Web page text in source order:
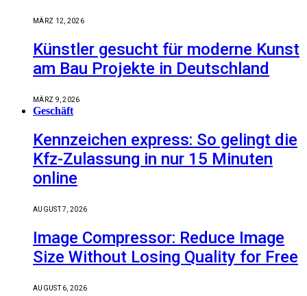
MÄRZ 12, 2026
Künstler gesucht für moderne Kunst
am Bau Projekte in Deutschland
MÄRZ 9, 2026
Geschäft
Kennzeichen express: So gelingt die
Kfz-Zulassung in nur 15 Minuten
online
AUGUST 7, 2026
Image Compressor: Reduce Image
Size Without Losing Quality for Free
AUGUST 6, 2026